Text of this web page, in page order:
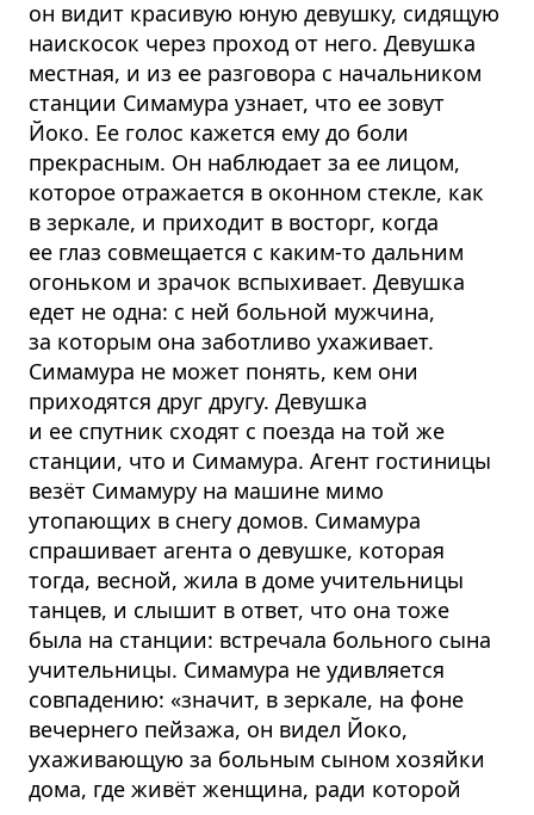
он видит красивую юную девушку, сидящую
наискосок через проход от него. Девушка
местная, и из ее разговора с начальником
станции Симамура узнает, что ее зовут
Йоко. Ее голос кажется ему до боли
прекрасным. Он наблюдает за ее лицом,
которое отражается в оконном стекле, как
в зеркале, и приходит в восторг, когда
ее глаз совмещается с каким-то дальним
огоньком и зрачок вспыхивает. Девушка
едет не одна: с ней больной мужчина,
за которым она заботливо ухаживает.
Симамура не может понять, кем они
приходятся друг другу. Девушка
и ее спутник сходят с поезда на той же
станции, что и Симамура. Агент гостиницы
везёт Симамуру на машине мимо
утопающих в снегу домов. Симамура
спрашивает агента о девушке, которая
тогда, весной, жила в доме учительницы
танцев, и слышит в ответ, что она тоже
была на станции: встречала больного сына
учительницы. Симамура не удивляется
совпадению: «значит, в зеркале, на фоне
вечернего пейзажа, он видел Йоко,
ухаживающую за больным сыном хозяйки
дома, где живёт женщина, ради которой